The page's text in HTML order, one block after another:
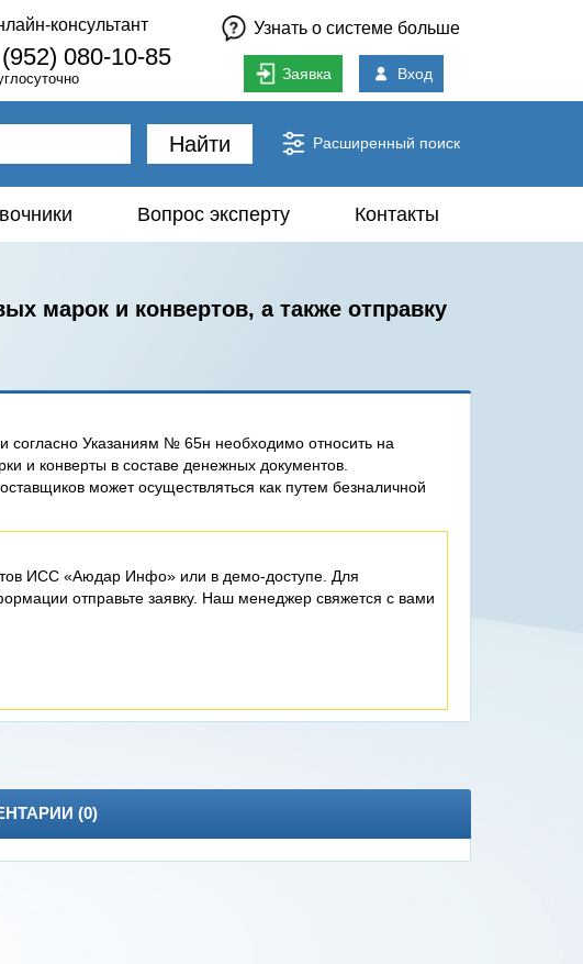
консультант
080-10-85
Узнать о системе больше
Заявка Вход
Найти Расширенный поиск
Вопрос эксперту Контакты
марок и конвертов, а также отправку
согласно Указаниям № 65н необходимо относить на
и конверты в составе денежных документов.
может осуществляться как путем безналичной
ИСС «Аюдар Инфо» или в демо-доступе. Для
отправьте заявку. Наш менеджер свяжется с вами
(0)